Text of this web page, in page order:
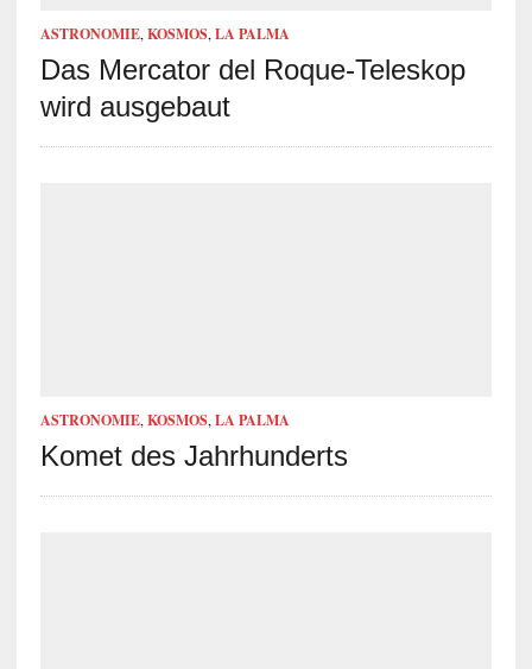
ASTRONOMIE, KOSMOS, LA PALMA
Das Mercator del Roque-Teleskop
wird ausgebaut
ASTRONOMIE, KOSMOS, LA PALMA
Komet des Jahrhunderts